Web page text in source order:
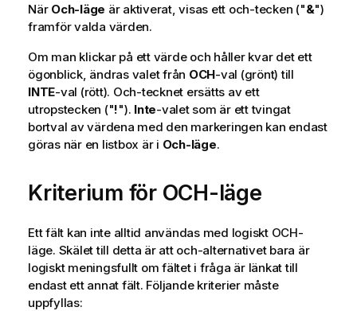
När Och-läge är aktiverat, visas ett och-tecken ("&")
framför valda värden.
Om man klickar på ett värde och håller kvar det ett
ögonblick, ändras valet från OCH-val (grönt) till
INTE-val (rött). Och-tecknet ersätts av ett
utropstecken ("!"). Inte-valet som är ett tvingat
bortval av värdena med den markeringen kan endast
göras när en listbox är i Och-läge.
Kriterium för OCH-läge
Ett fält kan inte alltid användas med logiskt OCH-
läge. Skälet till detta är att och-alternativet bara är
logiskt meningsfullt om fältet i fråga är länkat till
endast ett annat fält. Följande kriterier måste
uppfyllas: